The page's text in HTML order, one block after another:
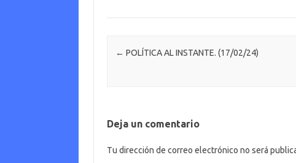
o er
c
Navegación de entradas
← POLÍTICA AL INSTANTE. (17/02/24)
Deja un comentario
Tu dirección de correo electrónico no será